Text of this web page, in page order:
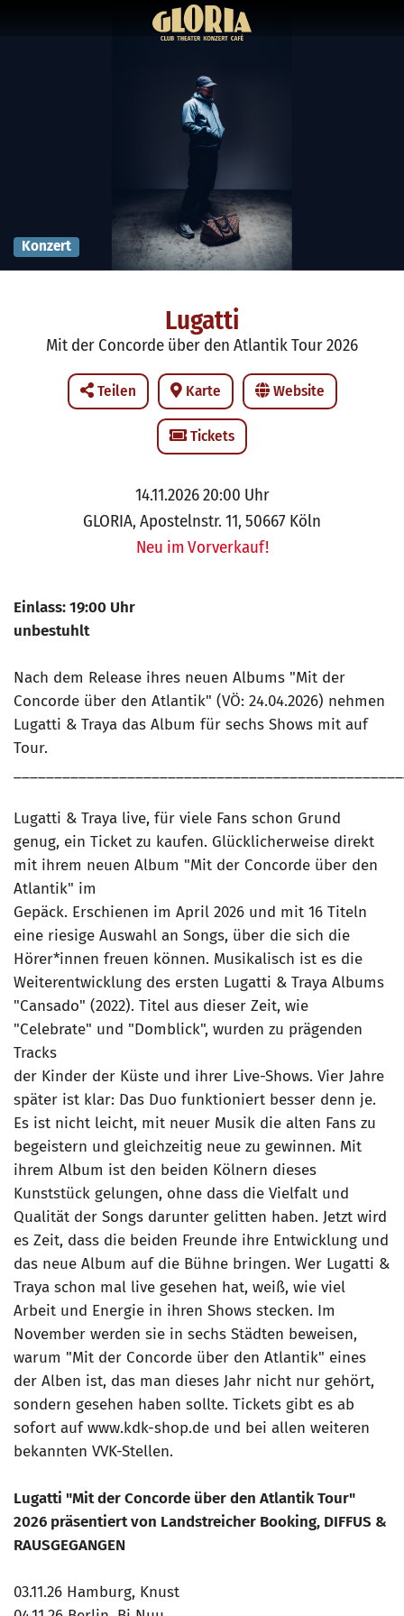
Konzert
Lugatti
Mit der Concorde über den Atlantik Tour 2026
Teilen Karte Website
Tickets
14.11.2026 20:00 Uhr
GLORIA, Apostelnstr. 11, 50667 Köln
Neu im Vorverkauf!
Einlass: 19:00 Uhr
unbestuhlt
Nach dem Release ihres neuen Albums "Mit der
Concorde über den Atlantik" (VÖ: 24.04.2026) nehmen
Lugatti & Traya das Album für sechs Shows mit auf
Tour.
Lugatti & Traya live, für viele Fans schon Grund
genug, ein Ticket zu kaufen. Glücklicherweise direkt
mit ihrem neuen Album "Mit der Concorde über den
Atlantik" im
Gepäck. Erschienen im April 2026 und mit 16 Titeln
eine riesige Auswahl an Songs, über die sich die
Hörer*innen freuen können. Musikalisch ist es die
Weiterentwicklung des ersten Lugatti & Traya Albums
"Cansado" (2022). Titel aus dieser Zeit, wie
"Celebrate" und "Domblick", wurden zu prägenden
Tracks
der Kinder der Küste und ihrer Live-Shows. Vier Jahre
später ist klar: Das Duo funktioniert besser denn je.
Es ist nicht leicht, mit neuer Musik die alten Fans zu
begeistern und gleichzeitig neue zu gewinnen. Mit
ihrem Album ist den beiden Kölnern dieses
Kunststück gelungen, ohne dass die Vielfalt und
Qualität der Songs darunter gelitten haben. Jetzt wird
es Zeit, dass die beiden Freunde ihre Entwicklung und
das neue Album auf die Bühne bringen. Wer Lugatti &
Traya schon mal live gesehen hat, weiß, wie viel
Arbeit und Energie in ihren Shows stecken. Im
November werden sie in sechs Städten beweisen,
warum "Mit der Concorde über den Atlantik" eines
der Alben ist, das man dieses Jahr nicht nur gehört,
sondern gesehen haben sollte. Tickets gibt es ab
sofort auf www.kdk-shop.de und bei allen weiteren
bekannten VVK-Stellen.
Lugatti "Mit der Concorde über den Atlantik Tour"
2026 präsentiert von Landstreicher Booking, DIFFUS &
RAUSGEGANGEN
03.11.26 Hamburg, Knust